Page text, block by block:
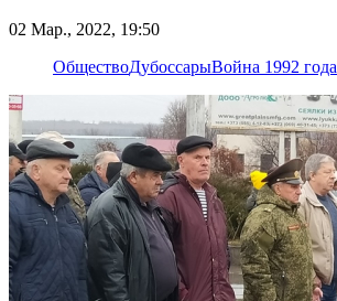
02 Мар., 2022, 19:50
ОбществоДубоссарыВойна 1992 года